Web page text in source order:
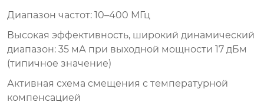
Диапазон частот: 10–400 МГц
Высокая эффективность, широкий динамический
диапазон: 35 мА при выходной мощности 17 дБм
(типичное значение)
Активная схема смещения с температурной
компенсацией